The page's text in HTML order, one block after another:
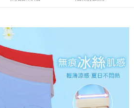
購買商品或服務，並由商店將買賣／分期付款
依約使用本公司帳單繳交帳款。
分期」之契約關係目的，商店將以您的個人
）提供予台灣大哥大進項蒐集、處理及利用，
單所需資料之確認、核對及更正。
下連結：
https://oppay.tw/userRule
取消之訂單仍視為有效，需透過AFTEE先享
先享後付 」之結帳頁面顯示為準，若有關於
欲退款等相關疑問，請聯繫「AFTEE先享後付
support/home
公司提供之「AFTEE先享後付」服務完成之交
提供個人資料，並將交易相關給付款項請求債
以上)免運費
以上)免運費